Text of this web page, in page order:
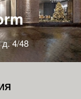
4/48